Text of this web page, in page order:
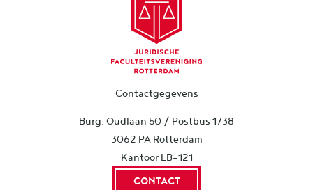
Contactgegevens
Burg. Oudlaan 50 / Postbus 1738
3062 PA Rotterdam
Kantoor LB-121
CONTACT